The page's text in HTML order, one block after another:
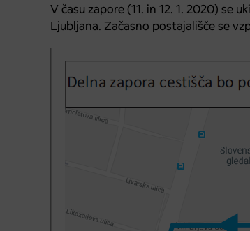
V času zapore (11. in 12. 1. 2020) se
Ljubljana. Začasno postajališče se